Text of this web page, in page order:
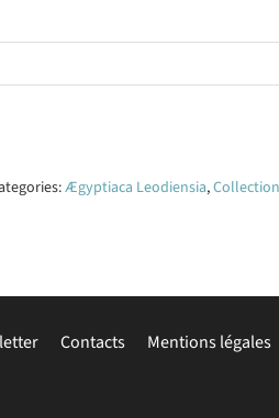
Ægyptiaca Leodiensia,
Contacts Mentions légales